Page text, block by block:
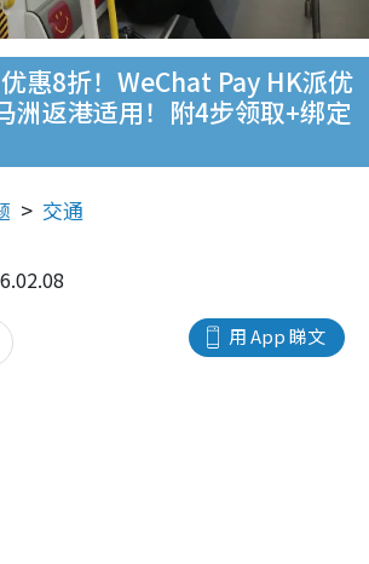
惠8折！WeChat Pay HK派优
洲返港适用！附4步领取+绑定
交通
用 App 睇文